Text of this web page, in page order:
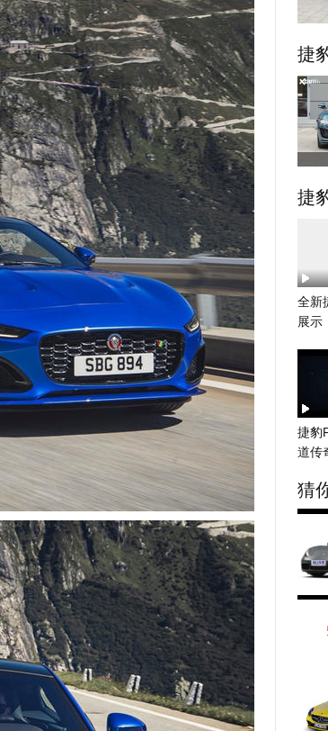
捷
捷
全新
展示
捷豹
道传
猜